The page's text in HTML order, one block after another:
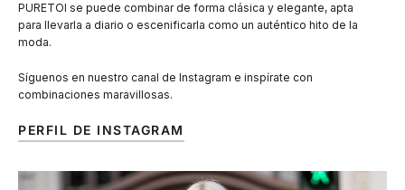
PURETOI se puede combinar de forma clásica y elegante, apta
para llevarla a diario o escenificarla como un auténtico hito de la
moda.
Síguenos en nuestro canal de Instagram e inspírate con
combinaciones maravillosas.
PERFIL DE INSTAGRAM